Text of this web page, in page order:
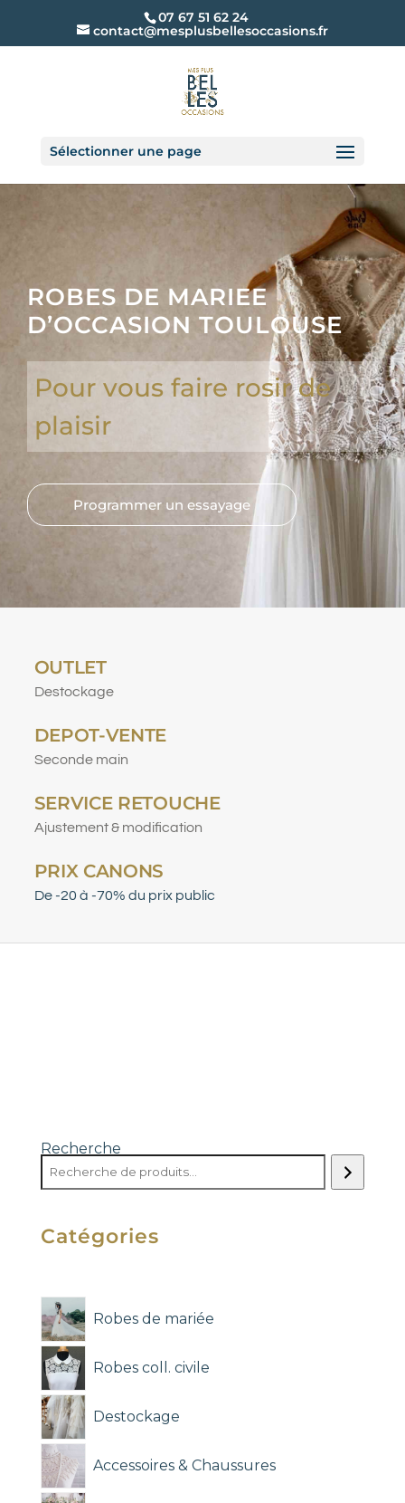
07 67 51 62 24
contact@mesplusbellesoccasions.fr
Sélectionner une page
ROBES DE MARIEE
D’OCCASION TOULOUSE
Pour vous faire rosir de
plaisir
Programmer un essayage
OUTLET
Destockage
DEPOT-VENTE
Seconde main
SERVICE RETOUCHE
Ajustement & modification
PRIX CANONS
De -20 à -70% du prix public
Recherche
Catégories
Robes de mariée
Robes coll. civile
Destockage
Accessoires & Chaussures